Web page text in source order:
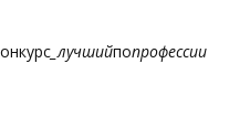
_лучшийпопрофессии